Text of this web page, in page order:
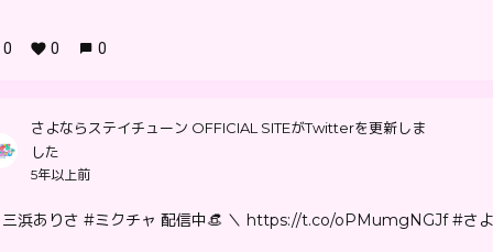
0 0 0
さよならステイチューン OFFICIAL SITEがTwitterを更新しま
した
5年以上前
三浜ありさ #ミクチャ 配信中👒 ＼ https://t.co/oPMumgNGJf #さ